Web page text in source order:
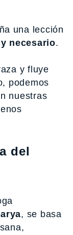
una lección
necesario.
y fluye
podemos
nuestras
del
, se basa